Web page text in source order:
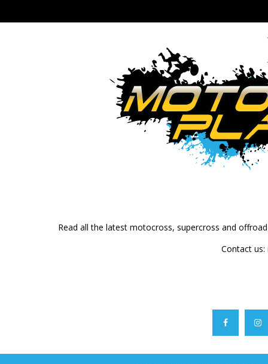
Read all the latest motocross, supercross and
Contact us: